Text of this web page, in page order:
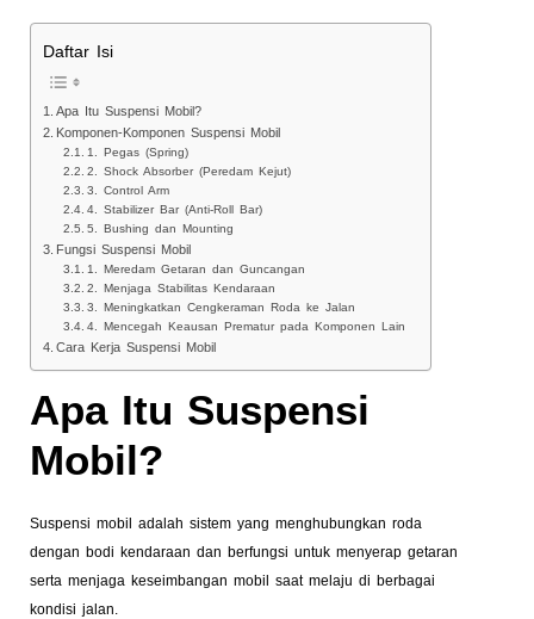
Daftar Isi
Apa Itu Suspensi Mobil?
Komponen-Komponen Suspensi Mobil
1. Pegas (Spring)
2. Shock Absorber (Peredam Kejut)
3. Control Arm
4. Stabilizer Bar (Anti-Roll Bar)
5. Bushing dan Mounting
Fungsi Suspensi Mobil
1. Meredam Getaran dan Guncangan
2. Menjaga Stabilitas Kendaraan
3. Meningkatkan Cengkeraman Roda ke Jalan
4. Mencegah Keausan Prematur pada Komponen Lain
Cara Kerja Suspensi Mobil
Apa Itu Suspensi
Mobil?
Suspensi mobil adalah sistem yang menghubungkan roda
dengan bodi kendaraan dan berfungsi untuk menyerap getaran
serta menjaga keseimbangan mobil saat melaju di berbagai
kondisi jalan.